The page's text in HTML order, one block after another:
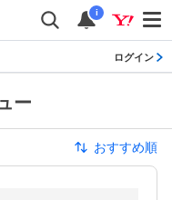
i
ログイン
ー
おすすめ順